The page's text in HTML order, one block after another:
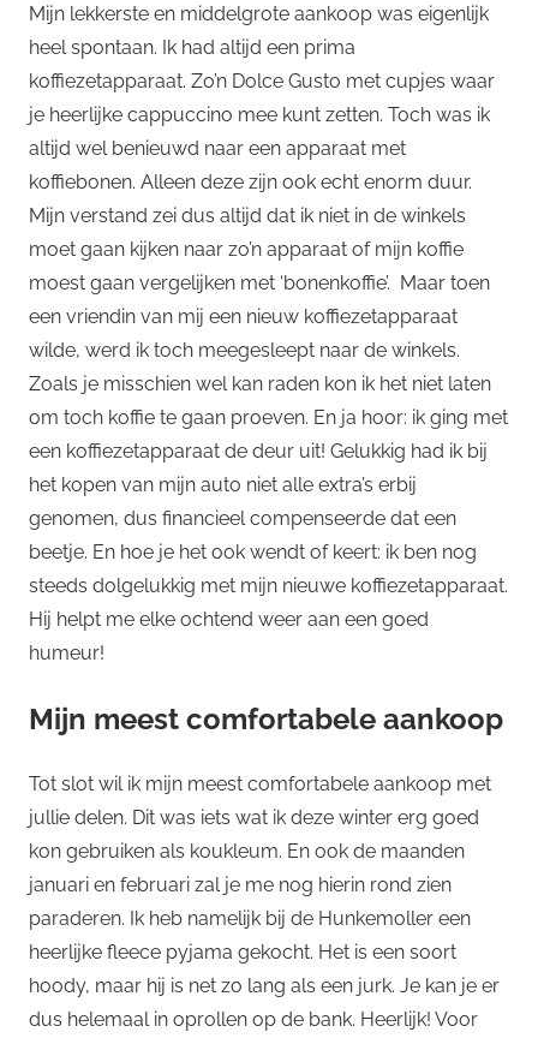
Mijn lekkerste en middelgrote aankoop was eigenlijk
heel spontaan. Ik had altijd een prima
koffiezetapparaat. Zo’n Dolce Gusto met cupjes waar
je heerlijke cappuccino mee kunt zetten. Toch was ik
altijd wel benieuwd naar een apparaat met
koffiebonen. Alleen deze zijn ook echt enorm duur.
Mijn verstand zei dus altijd dat ik niet in de winkels
moet gaan kijken naar zo’n apparaat of mijn koffie
moest gaan vergelijken met ‘bonenkoffie’. Maar toen
een vriendin van mij een nieuw koffiezetapparaat
wilde, werd ik toch meegesleept naar de winkels.
Zoals je misschien wel kan raden kon ik het niet laten
om toch koffie te gaan proeven. En ja hoor: ik ging met
een koffiezetapparaat de deur uit! Gelukkig had ik bij
het kopen van mijn auto niet alle extra’s erbij
genomen, dus financieel compenseerde dat een
beetje. En hoe je het ook wendt of keert: ik ben nog
steeds dolgelukkig met mijn nieuwe koffiezetapparaat.
Hij helpt me elke ochtend weer aan een goed
humeur!
Mijn meest comfortabele aankoop
Tot slot wil ik mijn meest comfortabele aankoop met
jullie delen. Dit was iets wat ik deze winter erg goed
kon gebruiken als koukleum. En ook de maanden
januari en februari zal je me nog hierin rond zien
paraderen. Ik heb namelijk bij de Hunkemoller een
heerlijke fleece pyjama gekocht. Het is een soort
hoody, maar hij is net zo lang als een jurk. Je kan je er
dus helemaal in oprollen op de bank. Heerlijk! Voor